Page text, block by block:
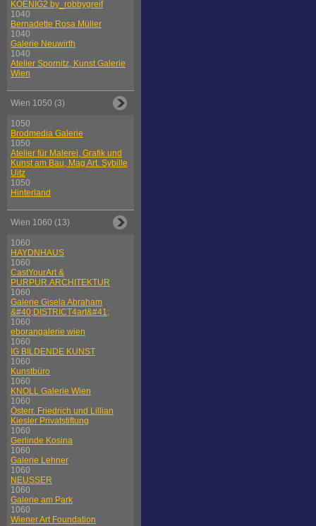
KOENIG2 by_robbygreif
1040
Bernadette Rosa Müller
1040
Galerie Neuwirth
1040
Atelier Spornitz, Kunst Galerie
Wien
Wien 1050 (3)
1050
Brodmedia Galerie
1050
Atelier für Malerei, Grafik und
Kunst am Bau, Mag Art. Sybille
Uitz
1050
Hinterland
Wien 1060 (13)
1060
HAYDNHAUS
1060
CastYourArt &
PURPUR.ARCHITEKTUR
1060
Galerie Gisela Abraham
&#40;DISTRICT4art&#41;
1060
eborangalerie wien
1060
IG BILDENDE KUNST
1060
Kunstbüro
1060
KNOLL Galerie Wien
1060
Österr. Friedrich und Lillian
Kiesler Privatstiftung
1060
Gerlinde Kosina
1060
Galerie Lehner
1060
NEUSSER
1060
Galerie am Park
1060
Wiener Art Foundation